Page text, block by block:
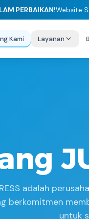
PERBAIKAN!Website
Kami Layanan
adalah
berkomitmen
untuk